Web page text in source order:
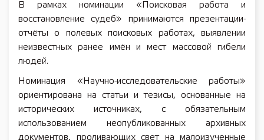
В рамках номинации «Поисковая работа и
восстановление судеб» принимаются презентации-
отчёты о полевых поисковых работах, выявлении
неизвестных ранее имён и мест массовой гибели
людей.
Номинация «Научно-исследовательские работы»
ориентирована на статьи и тезисы, основанные на
исторических источниках, с обязательным
использованием неопубликованных архивных
документов, проливающих свет на малоизученные